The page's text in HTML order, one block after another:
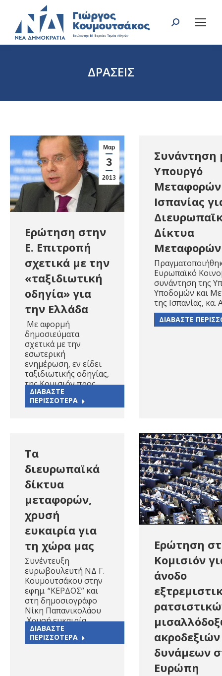
Search:
ΔΡΑΣΕΙΣ
Μαρ
3
2013
Ερώτηση στην
Ε. Επιτροπή
σχετικά με την
«ταξιδιωτική
οδηγία» για
την Ελλάδα
Με αφορμή
δημοσιεύματα
σχετικά με την
εσωτερική
ενημέρωση, εν είδει
ταξιδιωτικής οδηγίας,
της Κομισιόν προς…
ΔΙΑΒΑΣΤΕ
ΠΕΡΙΣΣΟΤΕΡΑ
Συνάντηση
Υπουργό
Ισπανίας
Δίκτυα
Μεταφορών
Ευρωπαϊκό
συνάντηση της
Υποδομών και
της Ισπανίας,
ΔΙΑΒΑΣΤΕ
Τα
διευρωπαϊκά
δίκτυα
μεταφορών,
χρυσή
ευκαιρία για
τη χώρα μας
Συνέντευξη
ευρωβουλευτή ΝΔ Γ.
Κουμουτσάκου στην
εφημ. “ΚΕΡΔΟΣ” και
στη δημοσιογράφο
Νίκη Παπανικολάου
Χρυσή ευκαιρία…
ΔΙΑΒΑΣΤΕ
ΠΕΡΙΣΣΟΤΕΡΑ
Ερώτηση
Κομισιόν
άνοδο
ακροδεξιών
δυνάμεων
Ευρώπη